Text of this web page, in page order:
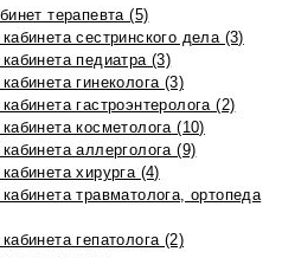
терапевта (5)
сестринского дела (3)
педиатра (3)
гинеколога (3)
гастроэнтеролога (2)
косметолога (10)
аллерголога (9)
хирурга (4)
травматолога, ортопеда
гепатолога (2)